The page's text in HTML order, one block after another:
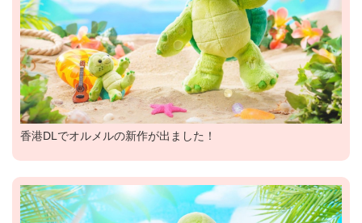
香港DLでオルメルの新作が出ました！